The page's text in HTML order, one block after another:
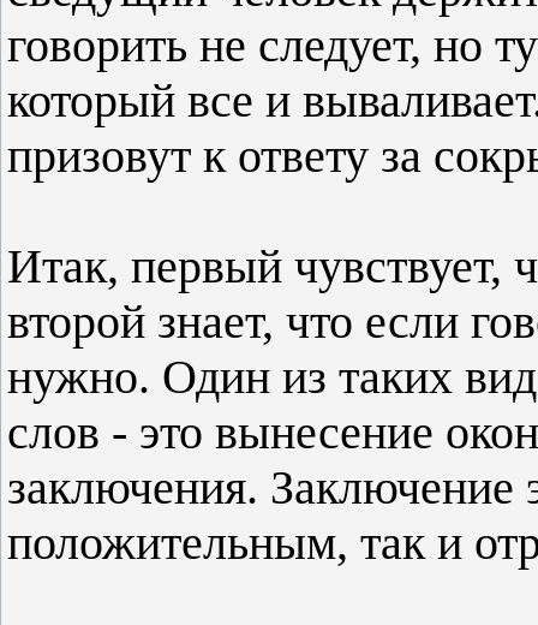
говорить не следует, но
который все и
призовут к ответу за
Итак, первый чувствует,
второй знает, что если
нужно. Один из таких
слов - это вынесение
заключения. Заключение
положительным, так и